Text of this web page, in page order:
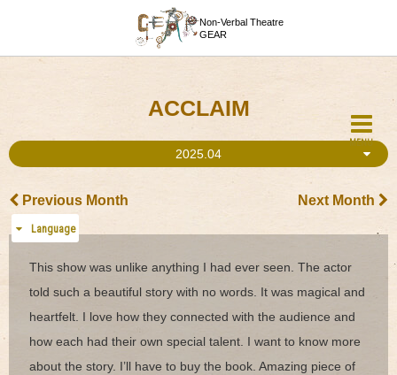
Non-Verbal Theatre
GEAR
MENU
Language
ACCLAIM
2025.04
Previous Month Next Month
This show was unlike anything I had ever seen. The actor
told such a beautiful story with no words. It was magical and
heartfelt. I love how they connected with the audience and
how each had their own special talent. I want to know more
about the story. I’ll have to buy the book. Amazing piece of